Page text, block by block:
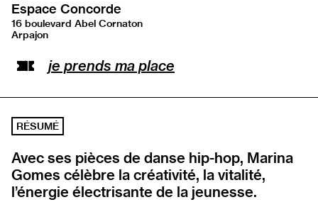
Espace Concorde
16 boulevard Abel Cornaton
Arpajon
je prends ma place
RÉSUMÉ
Avec ses pièces de danse hip-hop, Marina
Gomes célèbre la créativité, la vitalité,
l’énergie électrisante de la jeunesse.